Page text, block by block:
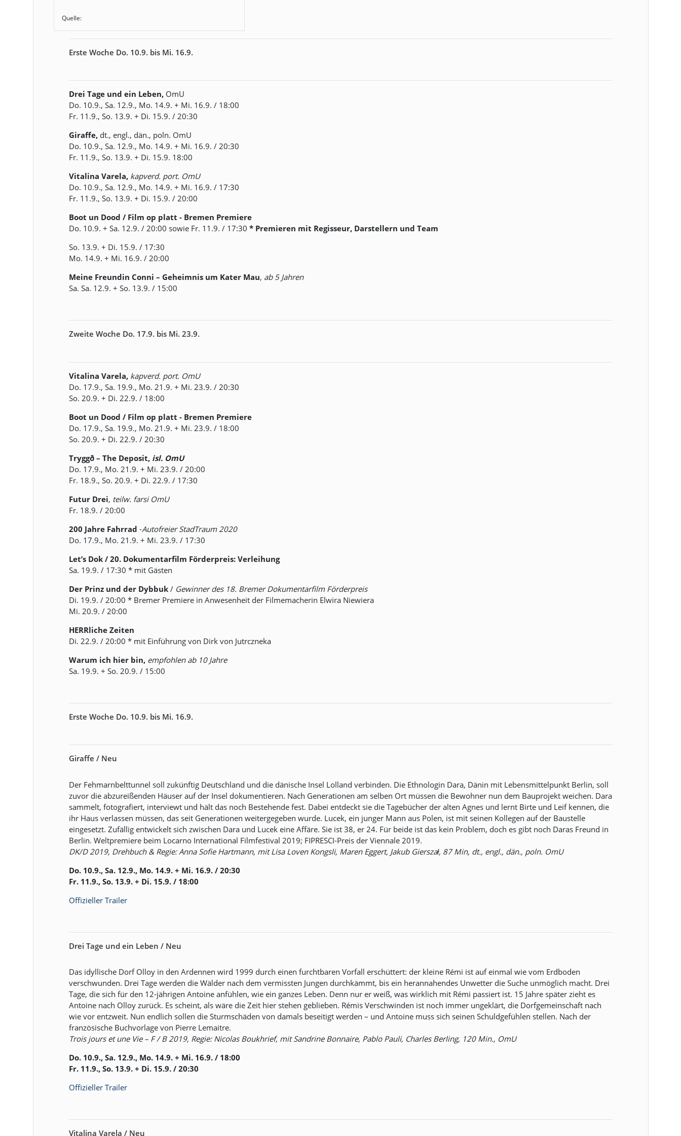
Quelle:
Erste Woche Do. 10.9. bis Mi. 16.9.
Drei Tage und ein Leben,OmU
Do. 10.9., Sa. 12.9., Mo. 14.9. + Mi. 16.9. / 18:00
Fr. 11.9., So. 13.9. + Di. 15.9. / 20:30
Giraffe,dt., engl., dän., poln. OmU
Do. 10.9., Sa. 12.9., Mo. 14.9. + Mi. 16.9. / 20:30
Fr. 11.9., So. 13.9. + Di. 15.9. 18:00
Vitalina Varela,kapverd. port. OmU
Do. 10.9., Sa. 12.9., Mo. 14.9. + Mi. 16.9. / 17:30
Fr. 11.9., So. 13.9. + Di. 15.9. / 20:00
Boot un Dood / Film op platt - Bremen Premiere
Do. 10.9. + Sa. 12.9. / 20:00 sowie Fr. 11.9. / 17:30 * Premieren mit Regisseur, Darstellern und Team
So. 13.9. + Di. 15.9. / 17:30
Mo. 14.9. + Mi. 16.9. / 20:00
Meine Freundin Conni – Geheimnis um Kater Mau, ab 5 Jahren
Sa. Sa. 12.9. + So. 13.9. / 15:00
Zweite Woche Do. 17.9. bis Mi. 23.9.
Vitalina Varela,kapverd. port. OmU
Do. 17.9., Sa. 19.9., Mo. 21.9. + Mi. 23.9. / 20:30
So. 20.9. + Di. 22.9. / 18:00
Boot un Dood / Film op platt - Bremen Premiere
Do. 17.9., Sa. 19.9., Mo. 21.9. + Mi. 23.9. / 18:00
So. 20.9. + Di. 22.9. / 20:30
Tryggð – The Deposit, isl. OmU
Do. 17.9., Mo. 21.9. + Mi. 23.9. / 20:00
Fr. 18.9., So. 20.9. + Di. 22.9. / 17:30
Futur Drei, teilw. farsi OmU
Fr. 18.9. / 20:00
200 Jahre Fahrrad -Autofreier StadTraum 2020
Do. 17.9., Mo. 21.9. + Mi. 23.9. / 17:30
Let’s Dok / 20. Dokumentarfilm Förderpreis: Verleihung
Sa. 19.9. / 17:30 * mit Gästen
Der Prinz und der Dybbuk/Gewinner des 18. Bremer Dokumentarfilm Förderpreis
Di. 19.9. / 20:00 * Bremer Premiere in Anwesenheit der Filmemacherin Elwira Niewiera
Mi. 20.9. / 20:00
HERRliche Zeiten
Di. 22.9. / 20:00 * mit Einführung von Dirk von Jutrczneka
Warum ich hier bin, empfohlen ab 10 Jahre
Sa. 19.9. + So. 20.9. / 15:00
Erste Woche Do. 10.9. bis Mi. 16.9.
Giraffe / Neu
Der Fehmarnbelttunnel soll zukünftig Deutschland und die dänische Insel Lolland verbinden. Die Ethnologin Dara, Dänin mit Lebensmittelpunkt Berlin, soll
zuvor die abzureißenden Häuser auf der Insel dokumentieren. Nach Generationen am selben Ort müssen die Bewohner nun dem Bauprojekt weichen. Dara
sammelt, fotografiert, interviewt und hält das noch Bestehende fest. Dabei entdeckt sie die Tagebücher der alten Agnes und lernt Birte und Leif kennen, die
ihr Haus verlassen müssen, das seit Generationen weitergegeben wurde. Lucek, ein junger Mann aus Polen, ist mit seinen Kollegen auf der Baustelle
eingesetzt. Zufällig entwickelt sich zwischen Dara und Lucek eine Affäre. Sie ist 38, er 24. Für beide ist das kein Problem, doch es gibt noch Daras Freund in
Berlin. Weltpremiere beim Locarno International Filmfestival 2019; FIPRESCI-Preis der Viennale 2019.
DK/D 2019, Drehbuch & Regie: Anna Sofie Hartmann, mit Lisa Loven Kongsli, Maren Eggert, Jakub Gierszał, 87 Min, dt., engl., dän., poln. OmU
Do. 10.9., Sa. 12.9., Mo. 14.9. + Mi. 16.9. / 20:30
Fr. 11.9., So. 13.9. + Di. 15.9. / 18:00
Offizieller Trailer
Drei Tage und ein Leben / Neu
Das idyllische Dorf Olloy in den Ardennen wird 1999 durch einen furchtbaren Vorfall erschüttert: der kleine Rémi ist auf einmal wie vom Erdboden
verschwunden. Drei Tage werden die Wälder nach dem vermissten Jungen durchkämmt, bis ein herannahendes Unwetter die Suche unmöglich macht. Drei
Tage, die sich für den 12-jährigen Antoine anfühlen, wie ein ganzes Leben. Denn nur er weiß, was wirklich mit Rémi passiert ist. 15 Jahre später zieht es
Antoine nach Olloy zurück. Es scheint, als wäre die Zeit hier stehen geblieben. Rémis Verschwinden ist noch immer ungeklärt, die Dorfgemeinschaft nach
wie vor entzweit. Nun endlich sollen die Sturmschäden von damals beseitigt werden – und Antoine muss sich seinen Schuldgefühlen stellen. Nach der
französische Buchvorlage von Pierre Lemaitre.
Trois jours et une Vie – F / B 2019, Regie: Nicolas Boukhrief, mit Sandrine Bonnaire, Pablo Pauli, Charles Berling, 120 Min., OmU
Do. 10.9., Sa. 12.9., Mo. 14.9. + Mi. 16.9. / 18:00
Fr. 11.9., So. 13.9. + Di. 15.9. / 20:30
Offizieller Trailer
Vitalina Varela / Neu